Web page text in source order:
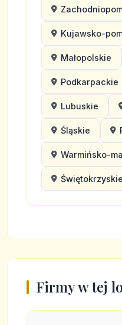
Kujawsko-
Małopolskie
Podkarpackie
Lubuskie
Śląskie
Warmińsko-
Świętokrzyskie
Firmy w tej